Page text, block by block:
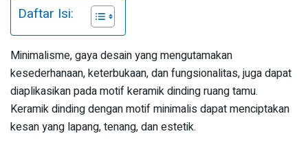
Daftar Isi:
Minimalisme, gaya desain yang mengutamakan
kesederhanaan, keterbukaan, dan fungsionalitas, juga dapat
diaplikasikan pada motif keramik dinding ruang tamu.
Keramik dinding dengan motif minimalis dapat menciptakan
kesan yang lapang, tenang, dan estetik.